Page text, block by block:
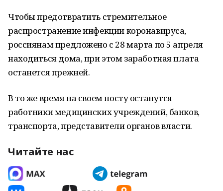
Чтобы предотвратить стремительное
распространение инфекции коронавируса,
россиянам предложено с 28 марта по 5 апреля
находиться дома, при этом заработная плата
останется прежней.
В то же время на своем посту останутся
работники медицинских учреждений, банков,
транспорта, представители органов власти.
Читайте нас